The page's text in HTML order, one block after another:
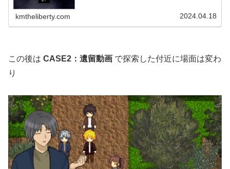
kmtheliberty.com 2024.04.18
この後は CASE2：遺留動画 で探索した付近に場面は変わ
り